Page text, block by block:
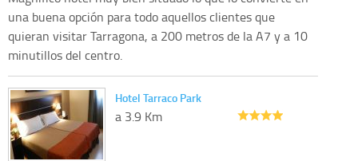
una buena opción para todo aquellos clientes que
quieran visitar Tarragona, a 200 metros de la A7 y a 10
minutillos del centro.
Hotel Tarraco Park
a 3.9 Km